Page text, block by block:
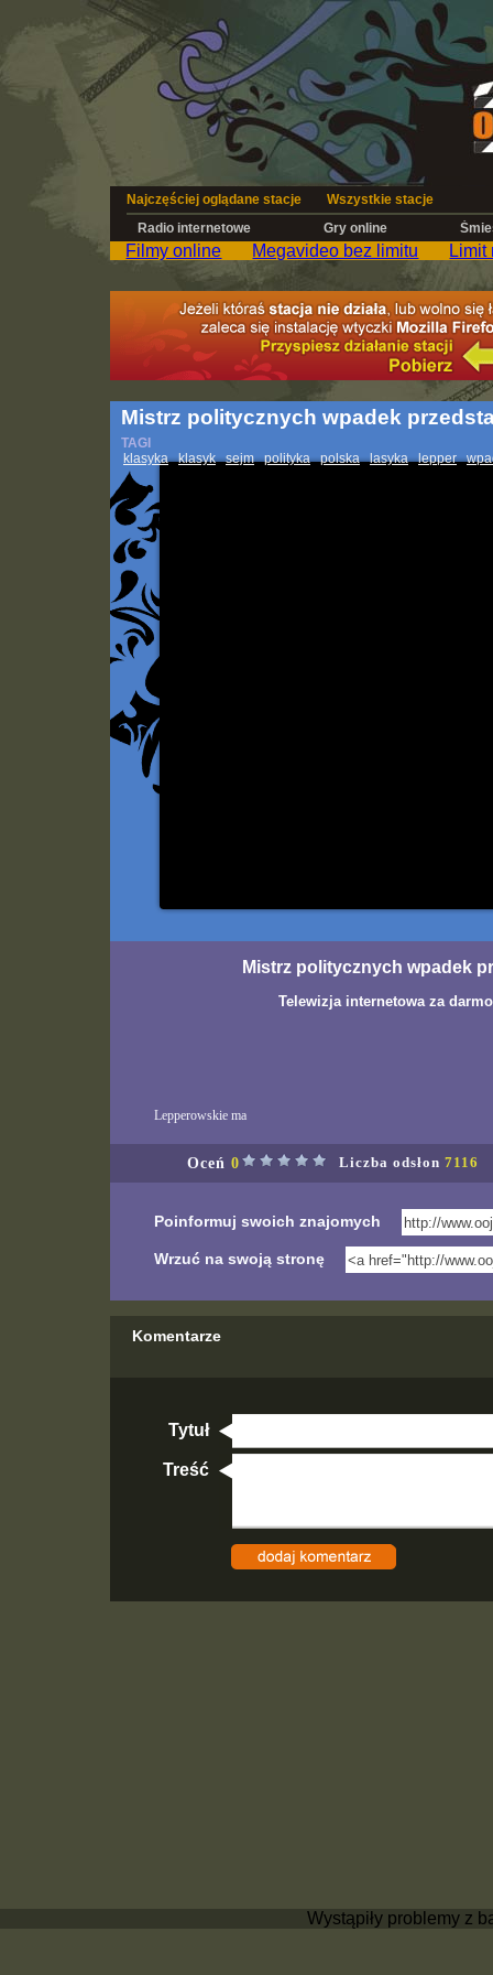
Najczęściej oglądane stacje
Wszystkie stacje
Radio internetowe
Gry online
Filmy online Megavideo bez limitu Limit
Mistrz politycznych wpadek
TAGI
klasyka
klasyk sejm polityka polska lasyka lepper
Mistrz politycznych wpadek
Telewizja internetowa za
Lepperowskie ma
Oceń 0 Liczba odsłon 7116
Poinformuj swoich znajomych
Wrzuć na swoją stronę
Komentarze
Tytuł
Treść
Wystąpiły problemy z